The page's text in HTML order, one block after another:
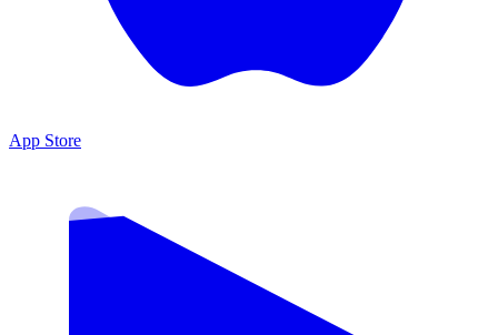
App Store